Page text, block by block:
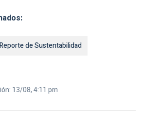
Reporte de Sustentabilidad
13/08, 4:11 pm